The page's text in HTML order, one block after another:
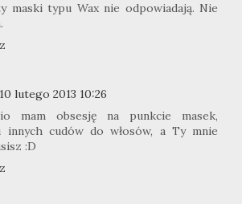
maski typu Wax nie odpowiadają. Nie
10 lutego 2013 10:26
mam obsesję na punkcie masek,
innych cudów do włosów, a Ty mnie
:D